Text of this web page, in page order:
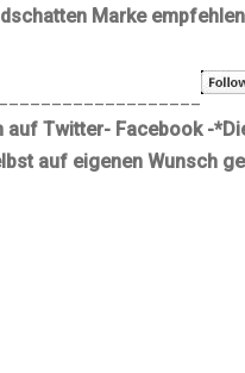
Marke
auf Twitter- Facebook -
auf eigenen Wunsch